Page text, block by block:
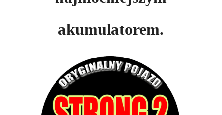
akumulatorem.